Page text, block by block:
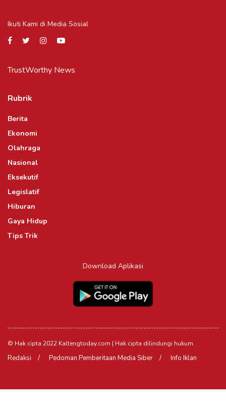
Ikuti Kami di Media Sosial
TrustWorthy News
Rubrik
Berita
Ekonomi
Olahraga
Nasional
Eksekutif
Legislatif
Hiburan
Gaya Hidup
Tips Trik
Download Aplikasi
© Hak cipta 2022 Kaltengtoday.com | Hak cipta dilindungi hukum.
Redaksi Pedoman Pemberitaan Media Siber Info Iklan